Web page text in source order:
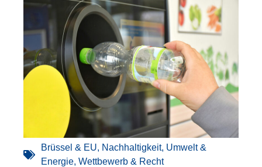
Brüssel & EU, Nachhaltigkeit, Umwelt &
Energie, Wettbewerb & Recht